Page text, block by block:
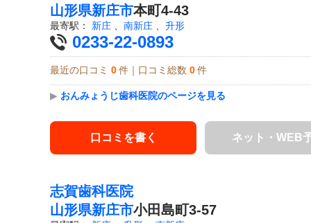
山形県新庄市本町4-43
最寄駅： 新庄 南新庄 升形
0233-22-0893
最近の口コミ 0 件｜口コミ総数 0 件
▶ おんみょうじ歯科医院のページを見る
口コミを書く ネット・WEB
志賀歯科医院
山形県新庄市小田島町3-57